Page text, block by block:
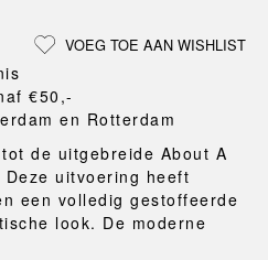
VOEG TOE AAN WISHLIST
€50,-
en Rotterdam
de uitgebreide About A
uitvoering heeft
een volledig gestoffeerde
look. De moderne